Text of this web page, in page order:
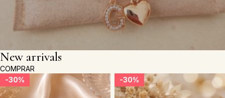
New arrivals
COMPRAR
30%
30%
Argolla
Venecia
30%
30%
Argolla
Eslabones